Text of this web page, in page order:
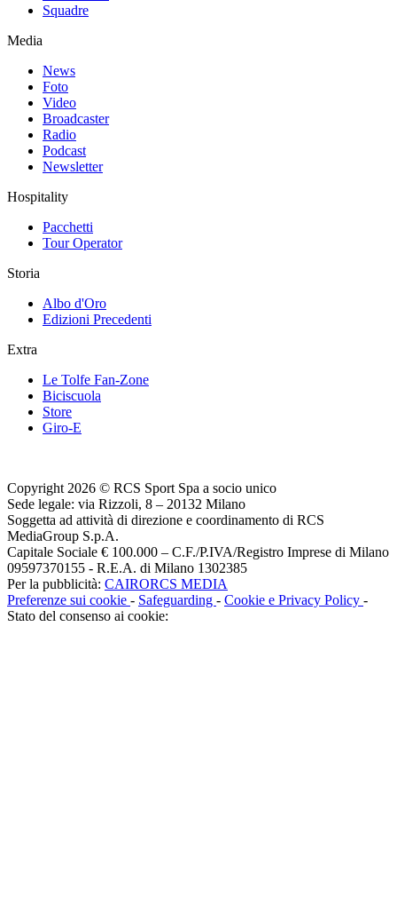
Squadre
Media
News
Foto
Video
Broadcaster
Radio
Podcast
Newsletter
Hospitality
Pacchetti
Tour Operator
Storia
Albo d'Oro
Edizioni Precedenti
Extra
Le Tolfe Fan-Zone
Biciscuola
Store
Giro-E
Copyright 2026 © RCS Sport Spa a socio unico
Sede legale: via Rizzoli, 8 – 20132 Milano
Soggetta ad attività di direzione e coordinamento di RCS
MediaGroup S.p.A.
Capitale Sociale € 100.000 – C.F./P.IVA/Registro Imprese di Milano
09597370155 - R.E.A. di Milano 1302385
Per la pubblicità: CAIRORCS MEDIA
Preferenze sui cookie - Safeguarding - Cookie e Privacy Policy -
Stato del consenso ai cookie: